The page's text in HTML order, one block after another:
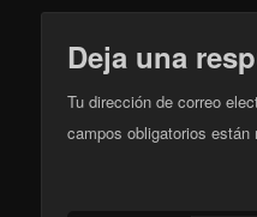
Deja una
Tu dirección de correo
campos obligatorios